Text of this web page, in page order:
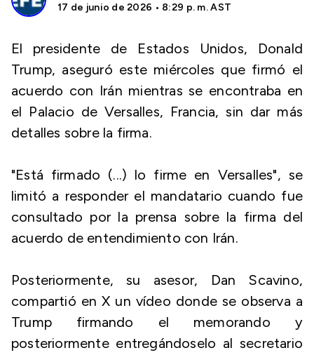
17 de junio de 2026 • 8:29 p. m. AST
El presidente de Estados Unidos, Donald
Trump, aseguró este miércoles que firmó el
acuerdo con Irán mientras se encontraba en
el Palacio de Versalles, Francia, sin dar más
detalles sobre la firma.
"Está firmado (...) lo firme en Versalles", se
limitó a responder el mandatario cuando fue
consultado por la prensa sobre la firma del
acuerdo de entendimiento con Irán.
Posteriormente, su asesor, Dan Scavino,
compartió en X un vídeo donde se observa a
Trump firmando el memorando y
posteriormente entregándoselo al secretario